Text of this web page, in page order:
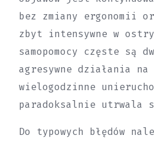
bez zmiany ergonomii
zbyt intensywne w
samopomocy częste są
agresywne działania
wielogodzinne
paradoksalnie utrwala
Do typowych błędów